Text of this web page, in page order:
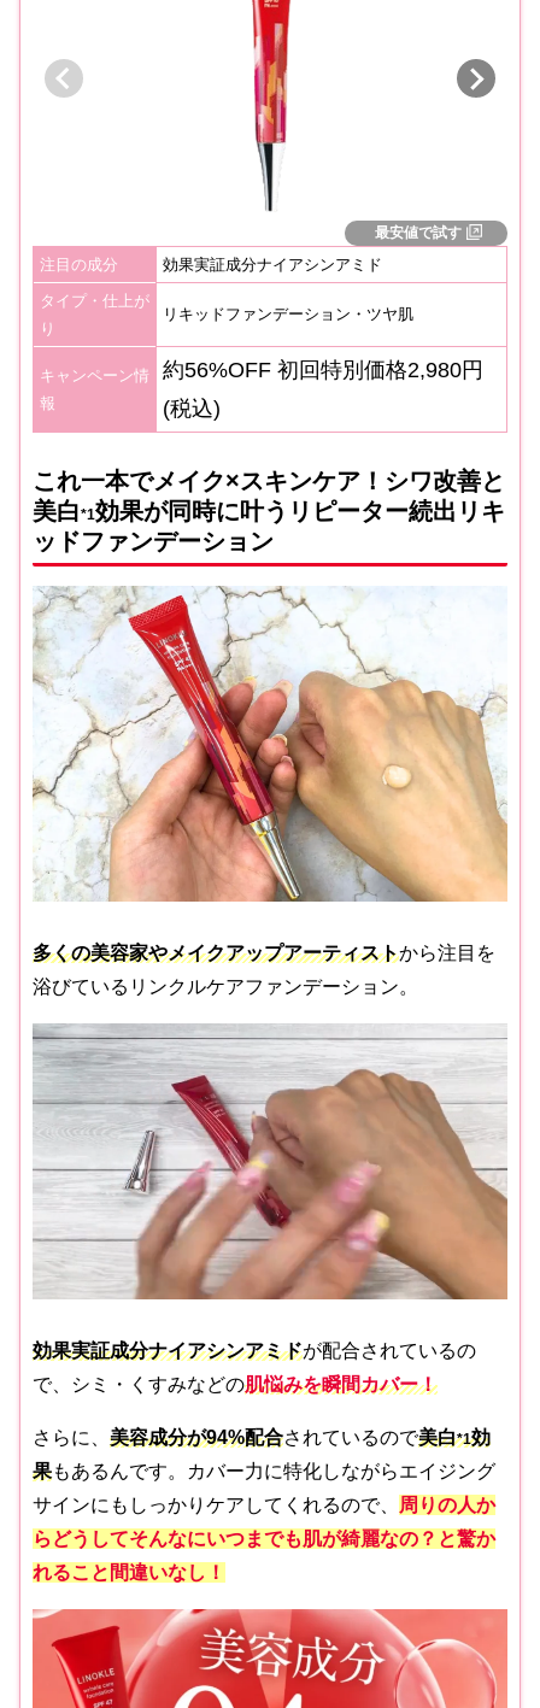
最安値で試す
注目の成分
効果実証成分ナイアシンアミド
タイプ・仕上が
り
リキッドファンデーション・ツヤ肌
キャンペーン情
報
約56%OFF 初回特別価格2,980円
(税込)
これ一本でメイク×スキンケア！シワ改善と
美白*1効果が同時に叶うリピーター続出リキ
ッドファンデーション
多くの美容家やメイクアップアーティストから注目を
浴びているリンクルケアファンデーション。
効果実証成分ナイアシンアミドが配合されているの
で、シミ・くすみなどの肌悩みを瞬間カバー！
さらに、 美容成分が94%配合されているので美白*1効
果もあるんです。カバー力に特化しながらエイジング
サインにもしっかりケアしてくれるので、
周りの人か
らどうしてそんなにいつまでも肌が綺麗なの？と驚か
れること間違いなし！